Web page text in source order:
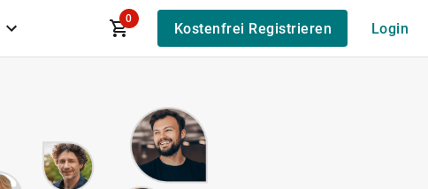
0
Kostenfrei Registrieren Login